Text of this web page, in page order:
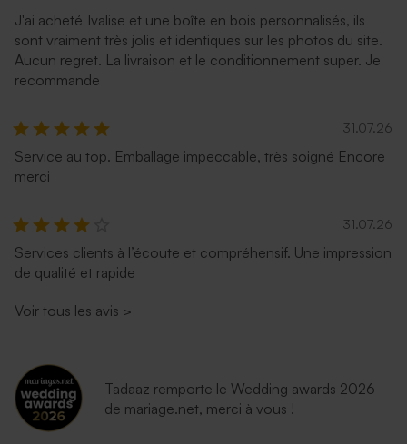
J'ai acheté 1valise et une boîte en bois personnalisés, ils
sont vraiment très jolis et identiques sur les photos du site.
Aucun regret. La livraison et le conditionnement super. Je
recommande
31.07.26
Service au top. Emballage impeccable, très soigné Encore
merci
31.07.26
Services clients à l’écoute et compréhensif. Une impression
de qualité et rapide
Voir tous les avis >
Tadaaz remporte le Wedding awards 2026
de mariage.net, merci à vous !